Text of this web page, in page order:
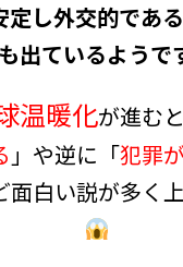
定し外交的であ
出ているようで
温暖化が進む
」や逆に「犯罪
面白い説が多く